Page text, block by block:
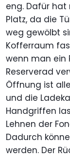
eng. Dafür
Platz, da die
weg gewölbt
Kofferraum
wenn man ein
Reserverad
Öffnung ist
und die
Handgriffen
Lehnen der
Dadurch
werden. Der